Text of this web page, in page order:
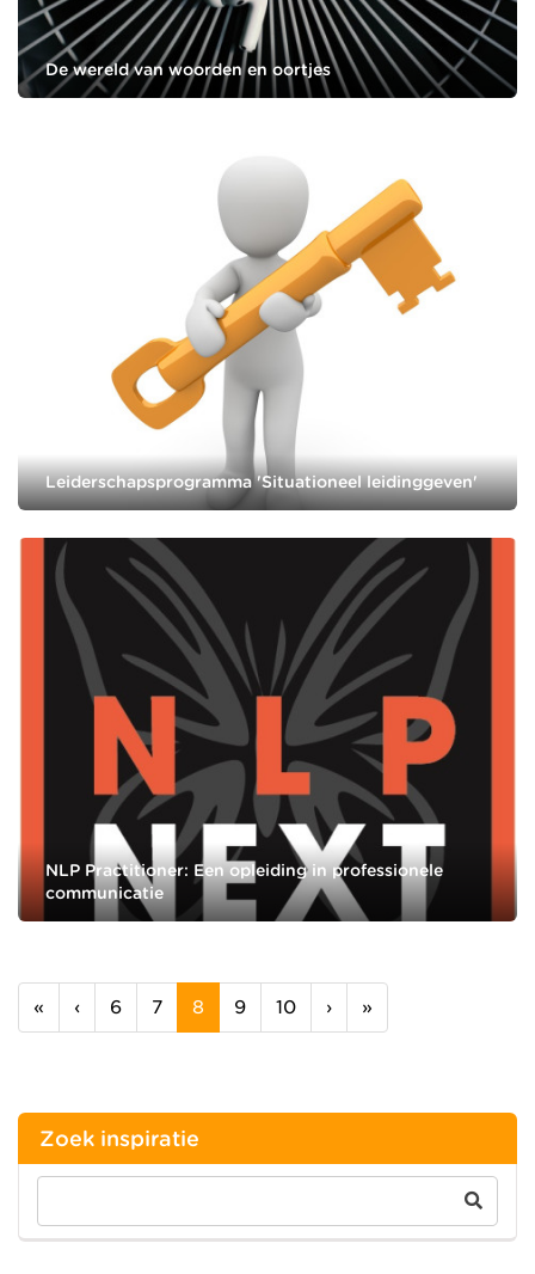
De wereld van woorden en oortjes
Leiderschapsprogramma 'Situationeel leidinggeven'
NLP Practitioner: Een opleiding in professionele
communicatie
« ‹ 6 7 8 (current)
9 10 › »
Zoek inspiratie